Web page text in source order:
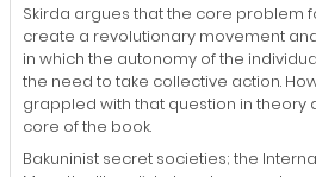
Skirda argues that the core problem
create a revolutionary movement
in which the autonomy of the
the need to take collective action.
grappled with that question in theory
core of the book.
Bakuninist secret societies; the